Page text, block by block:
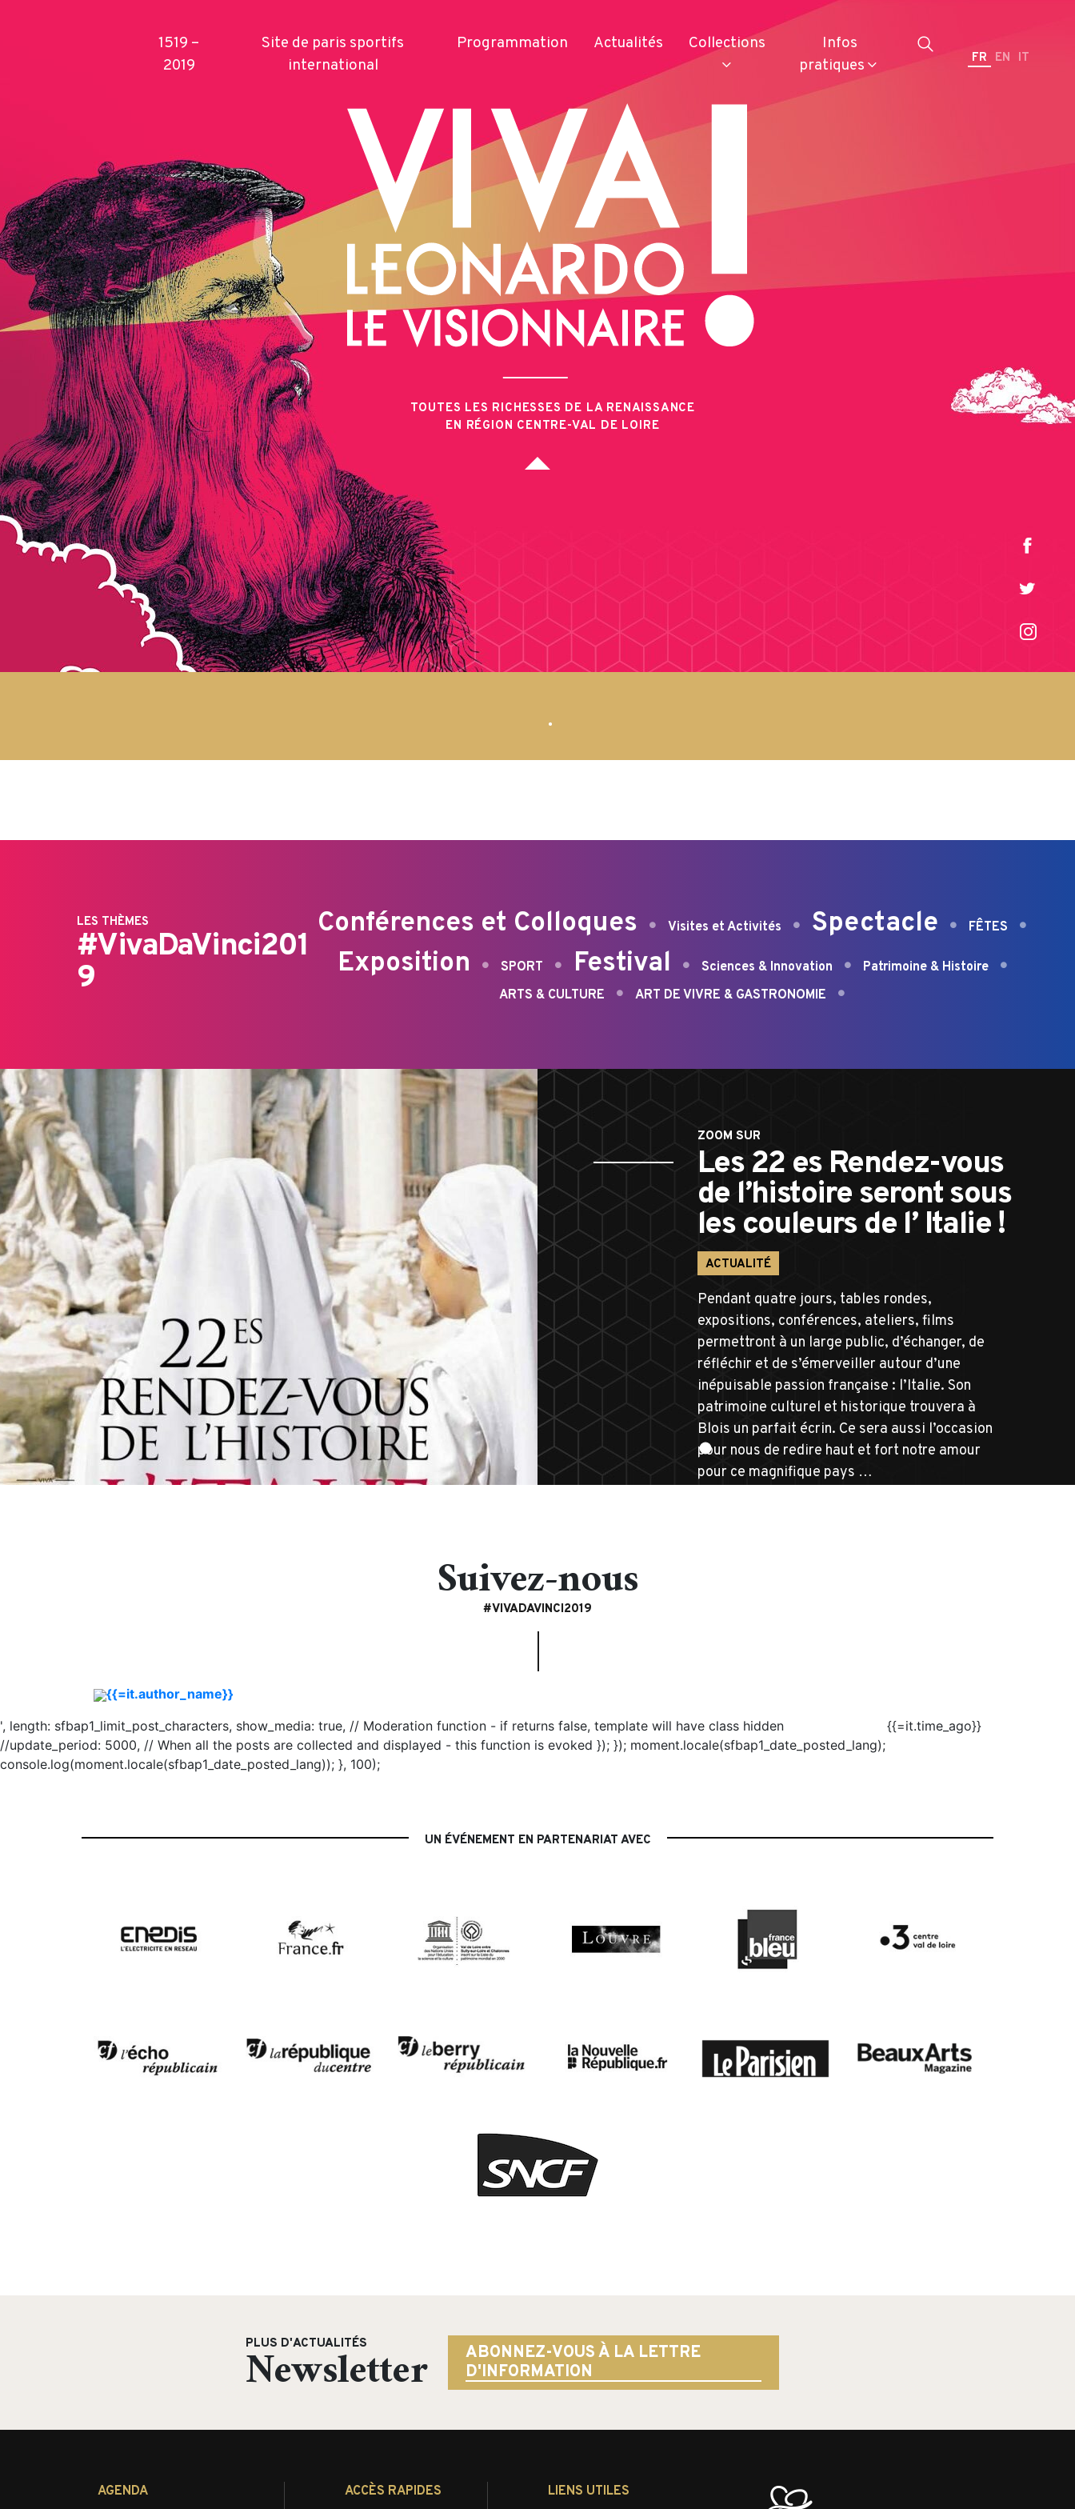
1519 –
2019
Site de paris sportifs
international
Programmation Actualités Collections
Publications Services Produits
Infos
pratiques
Se déplacer Séjourner
FR EN IT
TOUTES LES RICHESSES DE LA RENAISSANCE
EN RÉGION CENTRE-VAL DE LOIRE
2021
LES THÈMES
#VivaDaVinci201
9
Conférences et Colloques Visites et Activités Spectacle FÊTES
Exposition SPORT Festival Sciences & Innovation
Patrimoine & Histoire
ARTS & CULTURE
ART DE VIVRE & GASTRONOMIE
ZOOM SUR
Les 22 es Rendez-vous
de l’histoire seront sous
les couleurs de l’ Italie !
ACTUALITÉ
Pendant quatre jours, tables rondes,
expositions, conférences, ateliers, films
permettront à un large public, d’échanger, de
réfléchir et de s’émerveiller autour d’une
inépuisable passion française : l’Italie. Son
patrimoine culturel et historique trouvera à
Blois un parfait écrin. Ce sera aussi l’occasion
pour nous de redire haut et fort notre amour
pour ce magnifique pays …
Suivez-nous
#VIVADAVINCI2019
{{=it.author_name}}
{{=it.time_ago}}
', length: sfbap1_limit_post_characters, show_media: true, // Moderation function - if returns false, template will have class hidden
//update_period: 5000, // When all the posts are collected and displayed - this function is evoked }); }); moment.locale(sfbap1_date_posted_lang);
console.log(moment.locale(sfbap1_date_posted_lang)); }, 100);
UN ÉVÉNEMENT EN PARTENARIAT AVEC
PLUS D'ACTUALITÉS
Newsletter
ABONNEZ-VOUS À LA LETTRE
D'INFORMATION
AGENDA ACCÈS RAPIDES LIENS UTILES
Search